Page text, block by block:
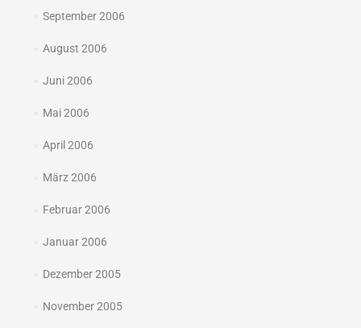
September 2006
August 2006
Juni 2006
Mai 2006
April 2006
März 2006
Februar 2006
Januar 2006
Dezember 2005
November 2005